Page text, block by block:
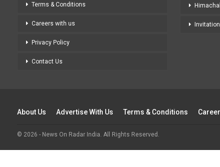
Terms & Conditions
Careers with us
Privacy Policy
Contact Us
Himachal
About Us Advertise With Us Terms & Conditions
© 2026 - News On Radar India. All Rights Reserved.